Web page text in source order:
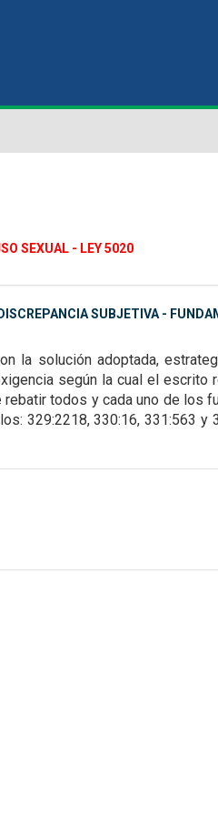
SEXUAL - LEY 5020
SUBJETIVA -
la solución adoptada,
según la cual el escrito
todos y cada uno de los
329:2218, 330:16, 331:563